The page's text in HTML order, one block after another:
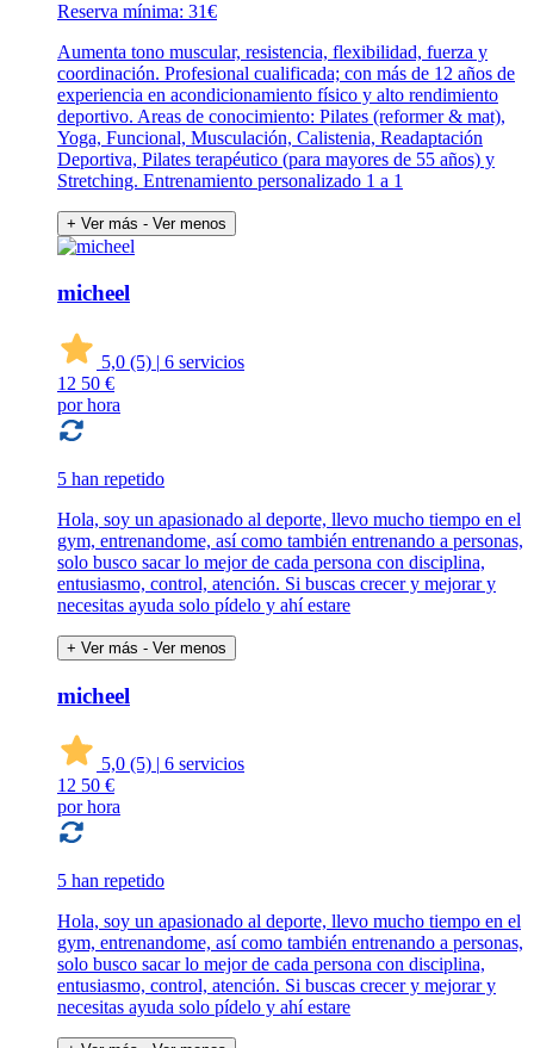
Reserva mínima: 31€
Aumenta tono muscular, resistencia, flexibilidad, fuerza y
coordinación. Profesional cualificada; con más de 12 años de
experiencia en acondicionamiento físico y alto rendimiento
deportivo. Areas de conocimiento: Pilates (reformer & mat),
Yoga, Funcional, Musculación, Calistenia, Readaptación
Deportiva, Pilates terapéutico (para mayores de 55 años) y
Stretching. Entrenamiento personalizado 1 a 1
+ Ver más - Ver menos
micheel
5,0 (5) | 6 servicios
12 50 €
por hora
5 han repetido
Hola, soy un apasionado al deporte, llevo mucho tiempo en el
gym, entrenandome, así como también entrenando a personas,
solo busco sacar lo mejor de cada persona con disciplina,
entusiasmo, control, atención. Si buscas crecer y mejorar y
necesitas ayuda solo pídelo y ahí estare
+ Ver más - Ver menos
micheel
5,0 (5) | 6 servicios
12 50 €
por hora
5 han repetido
Hola, soy un apasionado al deporte, llevo mucho tiempo en el
gym, entrenandome, así como también entrenando a personas,
solo busco sacar lo mejor de cada persona con disciplina,
entusiasmo, control, atención. Si buscas crecer y mejorar y
necesitas ayuda solo pídelo y ahí estare